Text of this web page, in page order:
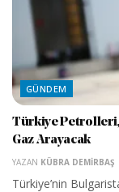
GÜNDEM
Türkiye
Gaz Arayacak
YAZAN KÜBRA DEMIRBAŞ
Türkiye’nin